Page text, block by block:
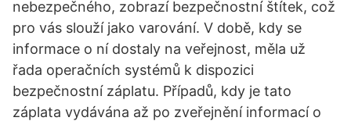
nebezpečného, zobrazí bezpečnostní štítek, což
pro vás slouží jako varování. V době, kdy se
informace o ní dostaly na veřejnost, měla už
řada operačních systémů k dispozici
bezpečnostní záplatu. Případů, kdy je tato
záplata vydávána až po zveřejnění informací o